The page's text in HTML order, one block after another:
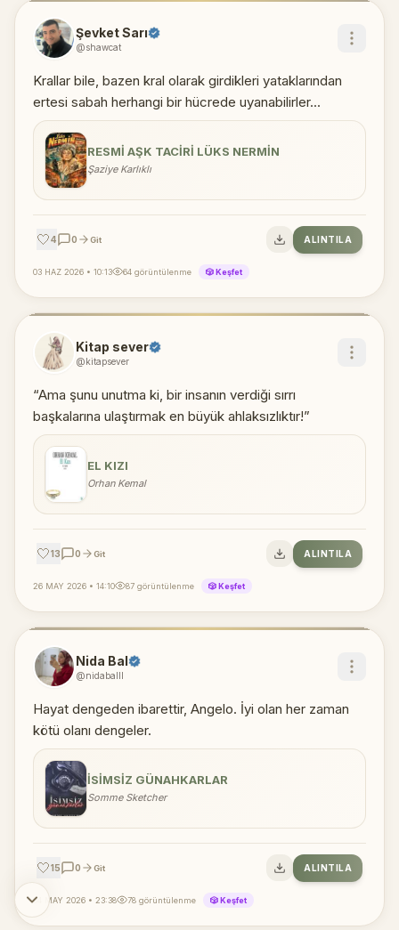
Şevket Sarı
@shawcat
Krallar bile, bazen kral olarak girdikleri yataklarından
ertesi sabah herhangi bir hücrede uyanabilirler...
RESMI AŞK TACIRI LÜKS NERMIN
Şaziye Karlıklı
🤍4 0 Git ALINTILA
03 HAZ 2026 • 10:13 64 görüntülenme 🎲 Keşfet
Kitap sever
@kitapsever
“Ama şunu unutma ki, bir insanın verdiği sırrı
başkalarına ulaştırmak en büyük ahlaksızlıktır!”
EL KIZI
Orhan Kemal
🤍13 0 Git ALINTILA
26 MAY 2026 • 14:10 87 görüntülenme 🎲 Keşfet
Nida Bal
@nidaballl
Hayat dengeden ibarettir, Angelo. İyi olan her zaman
kötü olanı dengeler.
İSIMSIZ GÜNAHKARLAR
Somme Sketcher
🤍15 0 Git ALINTILA
04 MAY 2026 • 23:38 78 görüntülenme 🎲 Keşfet